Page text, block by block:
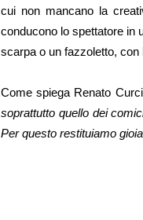
cui non mancano la
conducono lo spettatore in
scarpa o un fazzoletto,
Come spiega Renato
soprattutto quello dei
Per questo restituiamo